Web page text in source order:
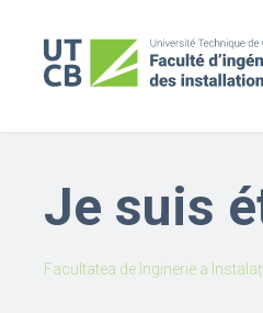
Je suis
Facultatea de Inginerie a